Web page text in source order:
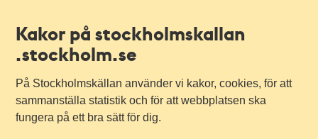
Kakor på stockholmskallan
.stockholm.se
På Stockholmskällan använder vi kakor, cookies, för att
sammanställa statistik och för att webbplatsen ska
fungera på ett bra sätt för dig.